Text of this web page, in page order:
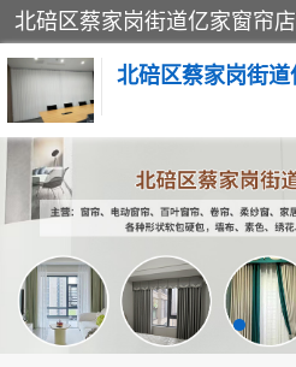
北碚区蔡家岗街
软包硬包
窗帘